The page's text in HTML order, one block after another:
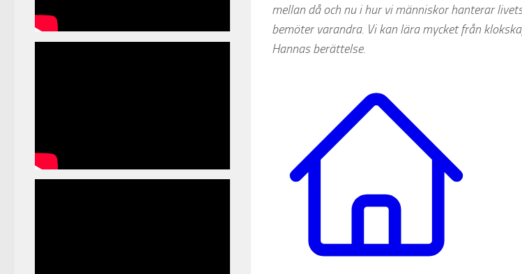
mellan då och nu i hur vi människor hanterar
bemöter varandra. Vi kan lära mycket från
Hannas berättelse.